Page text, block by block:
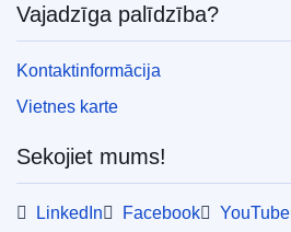
Vajadzīga palīdzība?
Kontaktinformācija
Vietnes karte
Sekojiet mums!
LinkedIn Facebook YouTube